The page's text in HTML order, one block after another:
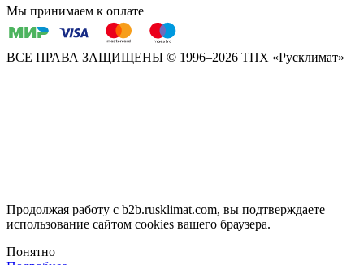
Мы принимаем к оплате
ВСЕ ПРАВА ЗАЩИЩЕНЫ © 1996–2026 ТПХ «Русклимат»
Продолжая работу с b2b.rusklimat.com, вы подтверждаете
использование сайтом cookies вашего браузера.
Понятно